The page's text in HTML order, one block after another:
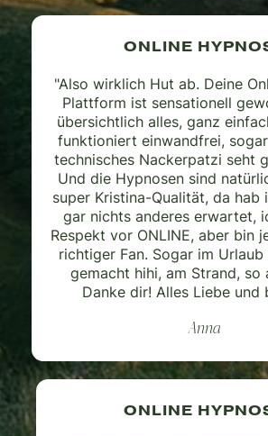
ONLINE
"Also wirklich Hut ab. Deine
Plattform ist sensationell
übersichtlich alles, ganz
funktioniert einwandfrei,
technisches Nackerpatzi seht
Und die Hypnosen sind
super Kristina-Qualität, da hab
gar nichts anderes erwartet,
Respekt vor ONLINE, aber bin
richtiger Fan. Sogar im
gemacht hihi, am Strand, so
Danke dir! Alles Liebe und
Anna
ONLINE